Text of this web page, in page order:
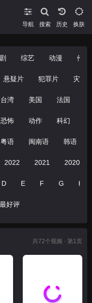
导航 搜索 换肤
综艺 动漫 伦理
悬疑片 犯罪片 灾难
台湾 美国 法国
恐怖 动作 科幻
粤语 闽南语 韩语
2022 2021 2020
D E F G H
最好评
共72个视频 · 第1页